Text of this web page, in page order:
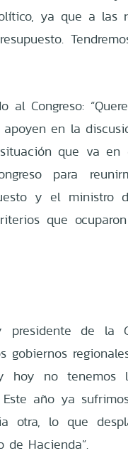
ya que a las
al Congreso:
en la
que va en
para
y el ministro
que
presidente de la
gobiernos
hoy no tenemos
año ya
lo que
de Hacienda”.